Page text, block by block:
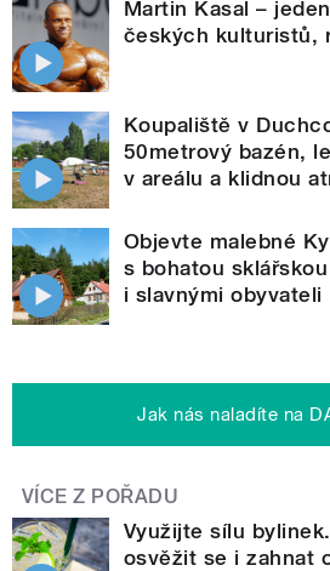
Martin Kasal –
českých kulturistů,
Koupaliště v
50metrový bazén,
v areálu a klidnou
Objevte malebné
s bohatou
i slavnými obyvateli
Jak nás naladíte na
VÍCE Z POŘADU
Využijte sílu
osvěžit se i zahnat